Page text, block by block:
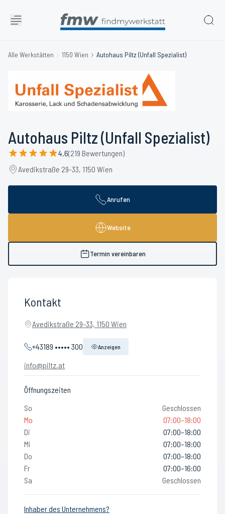
Alle Werkstätten 1150 Wien Autohaus Piltz (Unfall Spezialist)
Autohaus Piltz (Unfall Spezialist)
4.6(219 Bewertungen)
Avedikstraße 29-33, 1150 Wien
Anrufen
Website
Termin vereinbaren
Kontakt
Avedikstraße 29-33, 1150 Wien
+43189 ••••• 300 Anzeigen
info@piltz.at
Öffnungszeiten
So
Geschlossen
Mo
07:00–18:00
Di
07:00–18:00
Mi
07:00–18:00
Do
07:00–18:00
Fr
07:00–16:00
Sa
Geschlossen
Inhaber des Unternehmens?